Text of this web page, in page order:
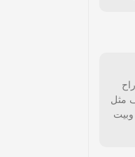
مثل
200 الف وبيت